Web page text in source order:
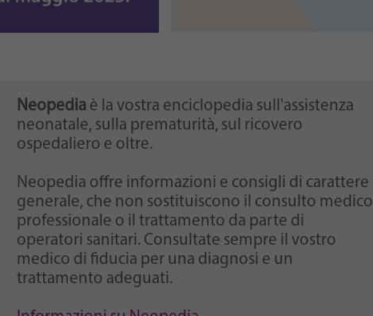
Neopedia è la vostra enciclopedia sull'assistenza
neonatale, sulla prematurità, sul ricovero
ospedaliero e oltre.
Neopedia offre informazioni e consigli di carattere
generale, che non sostituiscono il consulto medico
professionale o il trattamento da parte di
operatori sanitari. Consultate sempre il vostro
medico di fiducia per una diagnosi e un
trattamento adeguati.